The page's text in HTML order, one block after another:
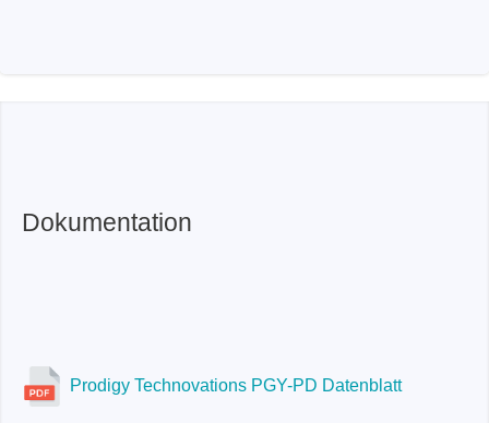
Dokumentation
Prodigy Technovations PGY-PD Datenblatt